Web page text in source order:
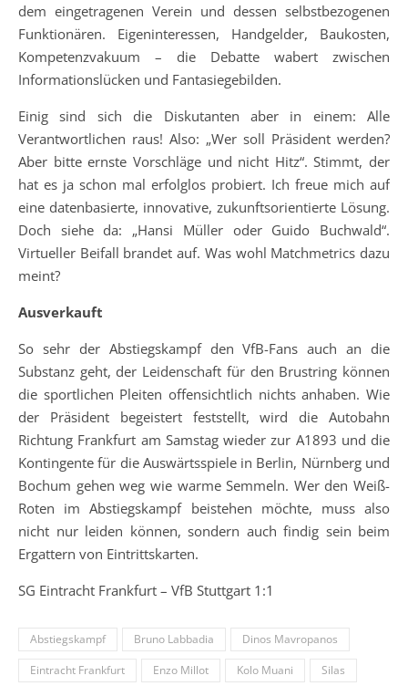
dem eingetragenen Verein und dessen selbstbezogenen
Funktionären. Eigeninteressen, Handgelder, Baukosten,
Kompetenzvakuum – die Debatte wabert zwischen
Informationslücken und Fantasiegebilden.
Einig sind sich die Diskutanten aber in einem: Alle
Verantwortlichen raus! Also: „Wer soll Präsident werden?
Aber bitte ernste Vorschläge und nicht Hitz“. Stimmt, der
hat es ja schon mal erfolglos probiert. Ich freue mich auf
eine datenbasierte, innovative, zukunftsorientierte Lösung.
Doch siehe da: „Hansi Müller oder Guido Buchwald“.
Virtueller Beifall brandet auf. Was wohl Matchmetrics dazu
meint?
Ausverkauft
So sehr der Abstiegskampf den VfB-Fans auch an die
Substanz geht, der Leidenschaft für den Brustring können
die sportlichen Pleiten offensichtlich nichts anhaben. Wie
der Präsident begeistert feststellt, wird die Autobahn
Richtung Frankfurt am Samstag wieder zur A1893 und die
Kontingente für die Auswärtsspiele in Berlin, Nürnberg und
Bochum gehen weg wie warme Semmeln. Wer den Weiß-
Roten im Abstiegskampf beistehen möchte, muss also
nicht nur leiden können, sondern auch findig sein beim
Ergattern von Eintrittskarten.
SG Eintracht Frankfurt – VfB Stuttgart 1:1
Abstiegskampf Bruno Labbadia
Dinos Mavropanos
Eintracht Frankfurt
Enzo Millot Kolo Muani
Silas